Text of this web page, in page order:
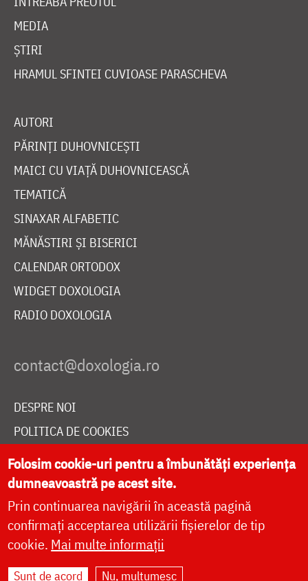
MEDIA
ȘTIRI
HRAMUL SFINTEI CUVIOASE PARASCHEVA
AUTORI
PĂRINȚI DUHOVNICEȘTI
MAICI CU VIAȚĂ DUHOVNICEASCĂ
TEMATICĂ
SINAXAR ALFABETIC
MĂNĂSTIRI ȘI BISERICI
CALENDAR ORTODOX
WIDGET DOXOLOGIA
RADIO DOXOLOGIA
DESPRE NOI
POLITICA DE COOKIES
DONEAZĂ ONLINE PENTRU CATEDRALA NAȚIONALĂ
LIVE
Site dezvoltat deDOXOLOGIA MEDIA
Folosim cookie-uri pentru a îmbunătăți experiența
dumneavoastră pe acest site.
Prin continuarea navigării în această pagină
confirmați acceptarea utilizării fișierelor de tip
cookie. Mai multe informații
Sunt de acord Nu, mulțumesc